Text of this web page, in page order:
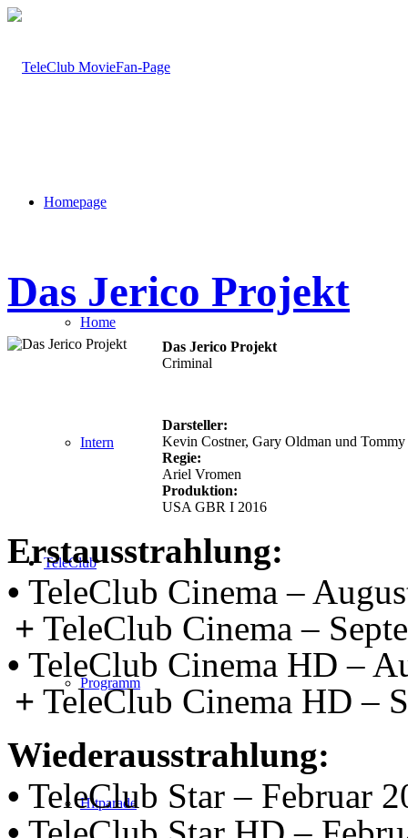
Homepage
Home
Intern
TeleClub
Programm
Hitparade
Das Jerico Projekt
Das Jerico Projekt
Criminal
Darsteller:
Kevin Costner, Gary Oldman und Tommy
Regie:
Ariel Vromen
Produktion:
USA GBR I 2016
Erstausstrahlung:
• TeleClub Cinema –
+ TeleClub Cinema –
• TeleClub Cinema HD –
+ TeleClub Cinema HD –
Wiederausstrahlung:
• TeleClub Star – Februar